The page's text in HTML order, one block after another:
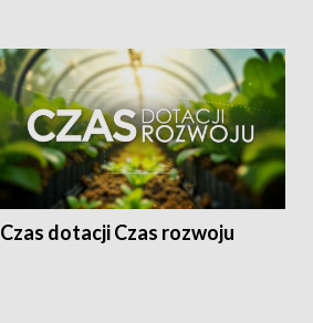
Czas dotacji Czas rozwoju